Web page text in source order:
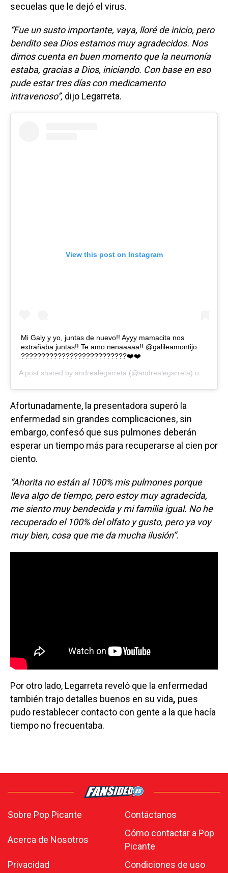
secuelas que le dejó el virus.
“Fue un susto importante, vaya, lloré de inicio, pero
bendito sea Dios estamos muy agradecidos. Nos
dimos cuenta en buen momento que la neumonía
estaba, gracias a Dios, iniciando. Con base en eso
pude estar tres días con medicamento
intravenoso”, dijo Legarreta.
View this post on Instagram
Mi Galy y yo, juntas de nuevo!! Ayyy mamacita nos
extrañaba juntas!! Te amo nenaaaaa!! @galileamontijo
??????????????????????????❤️❤️
A post shared by andrealegarreta (@andrealegarreta) on
Afortunadamente, la presentadora superó la
enfermedad sin grandes complicaciones, sin
embargo, confesó que sus pulmones deberán
esperar un tiempo más para recuperarse al cien por
ciento.
“Ahorita no están al 100% mis pulmones porque
lleva algo de tiempo, pero estoy muy agradecida,
me siento muy bendecida y mi familia igual. No he
recuperado el 100% del olfato y gusto, pero ya voy
muy bien, cosa que me da mucha ilusión”.
Por otro lado, Legarreta reveló que la enfermedad
también trajo detalles buenos en su vida, pues
pudo restablecer contacto con gente a la que hacía
tiempo no frecuentaba.
Sobre Pop Picante Contáctanos
Acerca de Nosotros
Cómo contactar a Pop
Picante
Privacidad
Condiciones de uso